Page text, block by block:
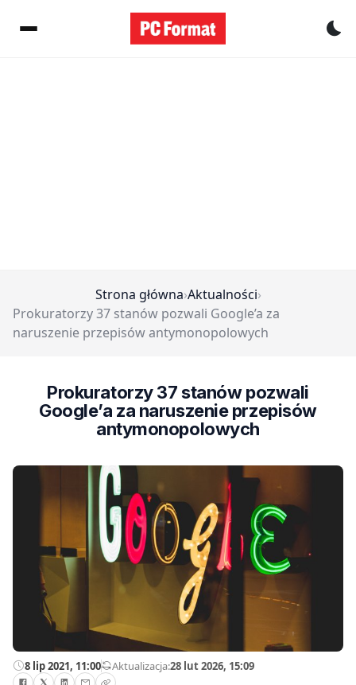
Strona główna›Aktualności›
Prokuratorzy 37 stanów pozwali Google’a za
naruszenie przepisów antymonopolowych
Prokuratorzy 37 stanów pozwali
Google’a za naruszenie przepisów
antymonopolowych
8 lip 2021, 11:00—Aktualizacja:28 lut 2026, 15:09